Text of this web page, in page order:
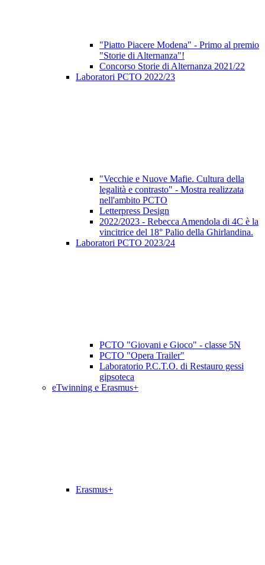
"Piatto Piacere Modena" - Primo al premio
"Storie di Alternanza"!
Concorso Storie di Alternanza 2021/22
Laboratori PCTO 2022/23
"Vecchie e Nuove Mafie. Cultura della
legalità e contrasto" - Mostra realizzata
nell'ambito PCTO
Letterpress Design
2022/2023 - Rebecca Amendola di 4C è la
vincitrice del 18° Palio della Ghirlandina.
Laboratori PCTO 2023/24
PCTO "Giovani e Gioco" - classe 5N
PCTO "Opera Trailer"
Laboratorio P.C.T.O. di Restauro gessi
gipsoteca
eTwinning e Erasmus+
Erasmus+